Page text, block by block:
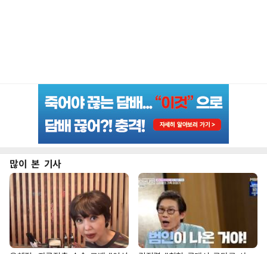
많이 본 기사